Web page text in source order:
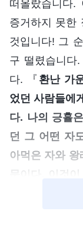
떠올랐습니다.
증거하지 못한
것입니다! 그
구 떨렸습니다
다. 『 환난 가
었던 사람들에
다. 나의 긍휼
던 그 어떤 자
아먹은 자와
(＜